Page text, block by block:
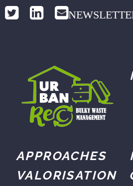
VALORISATION